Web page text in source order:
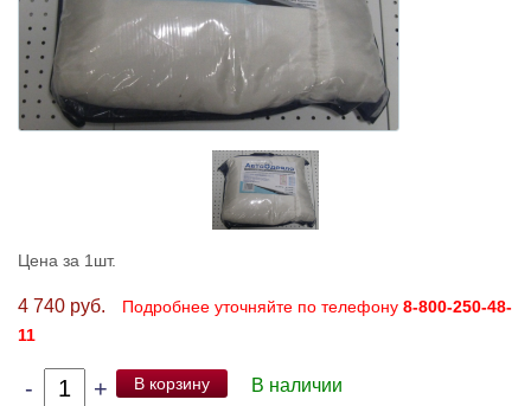
Цена за 1шт.
4 740 руб. Подробнее уточняйте по телефону 8-800-250-48-
11
- + В корзину В наличии